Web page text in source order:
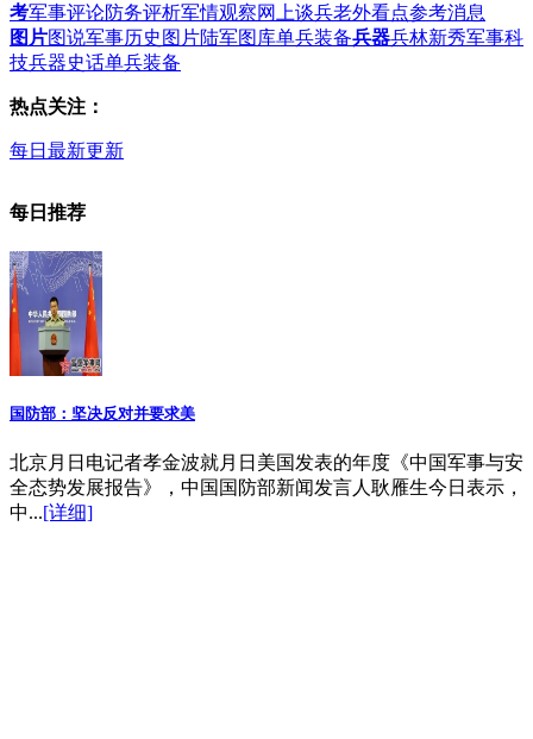
考军事评论防务评析军情观察网上谈兵老外看点参考消息
图片图说军事历史图片陆军图库单兵装备兵器兵林新秀军事科
技兵器史话单兵装备
热点关注：
每日最新更新
每日推荐
国防部：坚决反对并要求美
北京月日电记者孝金波就月日美国发表的年度《中国军事与安
全态势发展报告》，中国国防部新闻发言人耿雁生今日表示，
中...[详细]